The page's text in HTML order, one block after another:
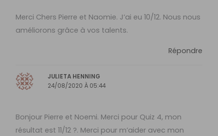
Merci Chers Pierre et Naomie. J’ai eu 10/12. Nous nous
améliorons grâce à vos talents.
Répondre
JULIETA HENNING
24/08/2020 À 05:44
Bonjour Pierre et Noemi. Merci pour Quiz 4, mon
résultat est 11/12 ?. Merci pour m’aider avec mon